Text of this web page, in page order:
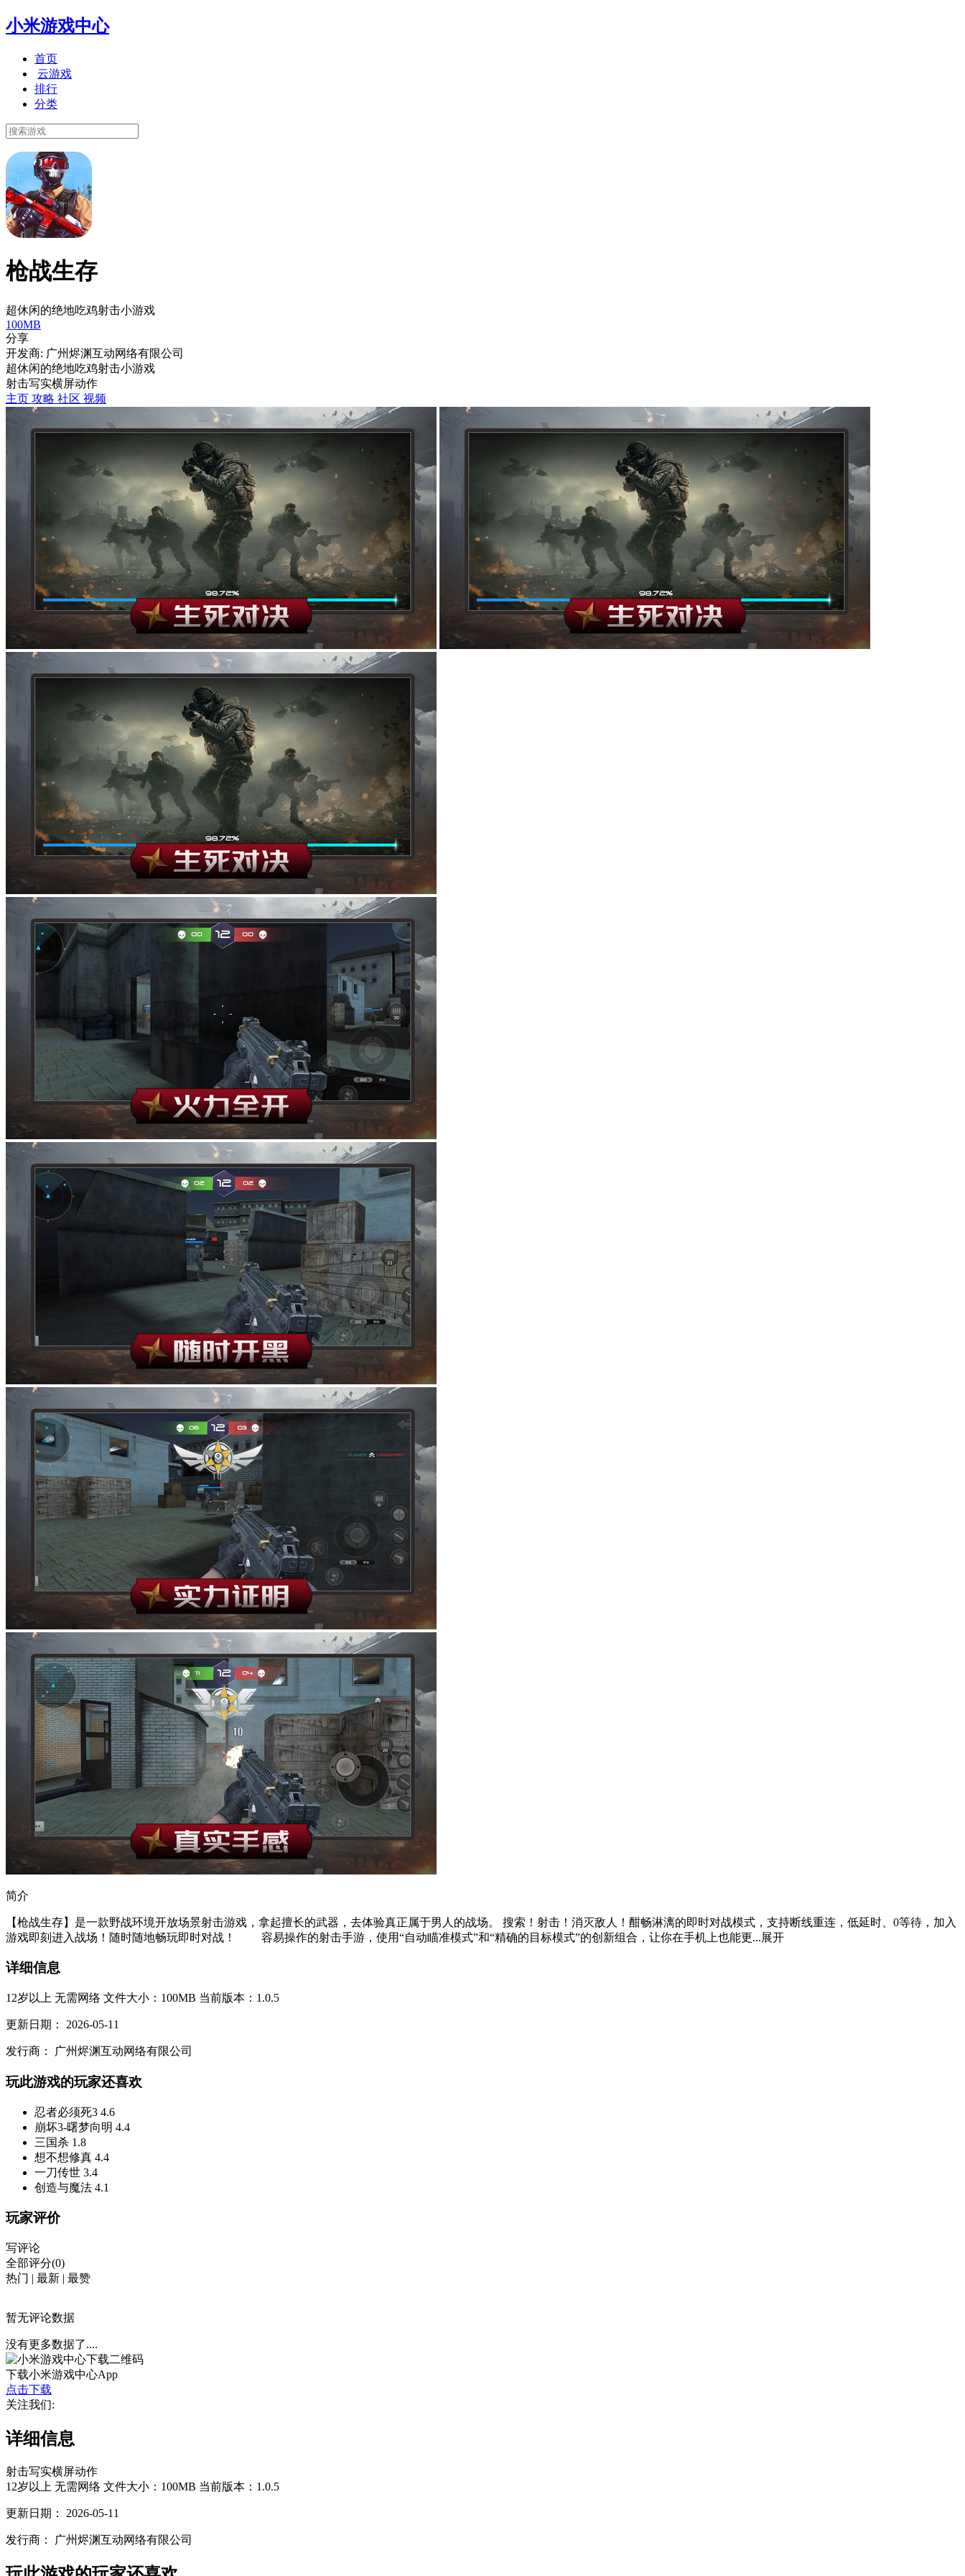
小米游戏中心
首页
云游戏
排行
分类
枪战生存
超休闲的绝地吃鸡射击小游戏
100MB
分享
开发商: 广州烬渊互动网络有限公司
超休闲的绝地吃鸡射击小游戏
射击写实横屏动作
主页 攻略 社区 视频
简介
【枪战生存】是一款野战环境开放场景射击游戏，拿起擅长的武器，去体验真正属于男人的战场。 搜索！射击！消灭敌人！酣畅淋漓的即时对战模式，支持断线重连，低延时、0等待，加入
游戏即刻进入战场！随时随地畅玩即时对战！ 容易操作的射击手游，使用“自动瞄准模式”和“精确的目标模式”的创新组合，让你在手机上也能更...展开
详细信息
12岁以上 无需网络 文件大小：100MB 当前版本：1.0.5
更新日期： 2026-05-11
发行商： 广州烬渊互动网络有限公司
玩此游戏的玩家还喜欢
忍者必须死3 4.6
崩坏3-曙梦向明 4.4
三国杀 1.8
想不想修真 4.4
一刀传世 3.4
创造与魔法 4.1
玩家评价
写评论
全部评分(0)
热门 | 最新 | 最赞
暂无评论数据
没有更多数据了....
下载小米游戏中心App
点击下载
关注我们:
详细信息
射击写实横屏动作
12岁以上 无需网络 文件大小：100MB 当前版本：1.0.5
更新日期： 2026-05-11
发行商： 广州烬渊互动网络有限公司